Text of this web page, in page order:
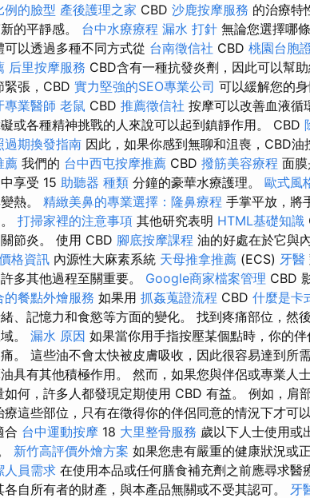
例的臉型 產後護理之家 CBD 沙鹿按摩服務 的治療特
的平靜感。 台中水療療程 漏水 打針 無論您選擇哪
以透過多種不同方式從 台南徵信社 CBD 桃園台胞
后里按摩服務 CBD含有一種抗發炎劑，因此可以幫助
緊張，CBD 實力堅強的SEO專業公司 可以緩解您的
專業醫師 老鼠 CBD 推薦徵信社 按摩可以改善血液循
或各種精神挑戰的人來說可以起到鎮靜作用。 CBD
過期換發指南 因此，如果你感到無聊和沮喪，CBD油
薦 我們的 台中西屯按摩推薦 CBD 撥筋美容療程 面
享受 15 助聽器 種類 分鐘的豪華水療護理。 歐式風
熱。 精緻美鼻的專業選擇：隆鼻療程 手掌平放，將
打掃家裡的注意事項 其他研究表明 HTML基礎知識
節炎。 使用 CBD 腳底按摩課程 油的好處在於它與
格資訊 內源性大麻素系統 天母推拿推薦 (ECS) 牙醫
多其他過程至關重要。 Google商家檔案管理 CBD
的餐點外燴服務 如果用 抓姦蒐證流程 CBD 什麼是卡
、記憶力和食慾等方面的變化。 找到疼痛部位，然
。 漏水 原因 如果當你用手指按壓某個點時，你的
。 這些油不會太快被皮膚吸收，因此很容易達到所
具有其他積極作用。 然而，如果您與伴侶或專業人
何，許多人都發現定期使用 CBD 有益。 例如，肩
這些部位，只有在徵得你的伴侶同意的情況下才可
合 台中運動按摩 18 大里整骨服務 歲以下人士使用或
新竹高評價外燴方案 如果您患有嚴重的健康狀況或
人員需求 在使用本品或任何膳食補充劑之前應尋求醫
自所有者的財產，與本產品無關或不受其認可。 牙